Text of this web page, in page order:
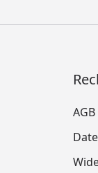
AGB